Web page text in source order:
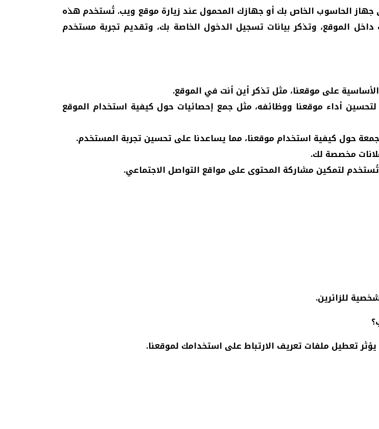
جهاز الحاسوب الخاص بك أو جهازك المحمول عند زيارة موقع ويب. تُستخدم هذه
الموقع، وتذكر بيانات تسجيل الدخول الخاصة بك، وتقديم تجربة مستخدم
على موقعنا، مثل تذكر أين أنت في الموقع.
أداء موقعنا ووظائفه، مثل جمع إحصائيات حول كيفية استخدام الموقع
حول كيفية استخدام موقعنا، مما يساعدنا على تحسين تجربة المستخدم.
مخصصة لك.
تُستخدم لتمكين مشاركة المحتوى على مواقع التواصل الاجتماعي.
للزائرين.
تعطيل ملفات تعريف الارتباط على استخدامك لموقعنا.